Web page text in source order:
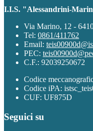
I.I.S. "Alessandrini-
Via Marino, 12 -
Tel: 0861/411762
Email:
PEC:
C.F.: 92039250672
Codice
Codice iPA:
CUF: UF875D
Seguici su